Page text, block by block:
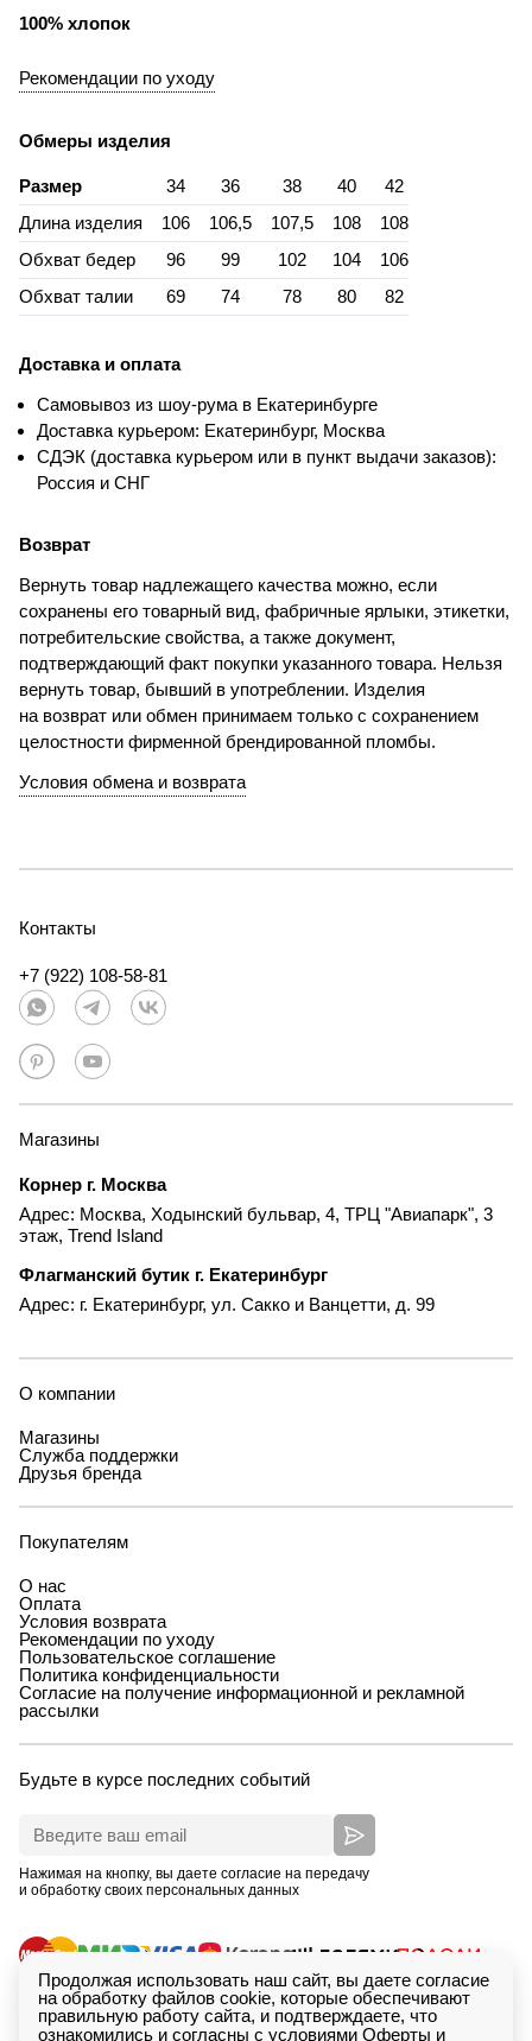
100% хлопок
Рекомендации по уходу
Обмеры изделия
Размер 34 36 38 40
42
Длина изделия
106 106,5 107,5 108
108
Обхват бедер
96 99 102 104
106
Обхват талии
69 74 78 80 82
Доставка и оплата
Самовывоз из шоу-рума в Екатеринбурге
Доставка курьером: Екатеринбург, Москва
СДЭК (доставка курьером или в пункт выдачи заказов):
Россия и СНГ
Возврат
Вернуть товар надлежащего качества можно, если
сохранены его товарный вид, фабричные ярлыки, этикетки,
потребительские свойства, а также документ,
подтверждающий факт покупки указанного товара. Нельзя
вернуть товар, бывший в употреблении. Изделия
на возврат или обмен принимаем только с сохранением
целостности фирменной брендированной пломбы.
Условия обмена и возврата
Контакты
+7 (922) 108-58-81
Магазины
Корнер г. Москва
Адрес: Москва, Ходынский бульвар, 4, ТРЦ "Авиапарк", 3
этаж, Trend Island
Флагманский бутик г. Екатеринбург
Адрес: г. Екатеринбург, ул. Сакко и Ванцетти, д. 99
О компании
Магазины
Служба поддержки
Друзья бренда
Покупателям
О нас
Оплата
Условия возврата
Рекомендации по уходу
Пользовательское соглашение
Политика конфиденциальности
Согласие на получение информационной и рекламной
рассылки
Будьте в курсе последних событий
Нажимая на кнопку, вы даете согласие на передачу
и обработку своих персональных данных
Продолжая использовать наш сайт, вы даете согласие
на обработку файлов cookie, которые обеспечивают
правильную работу сайта, и подтверждаете, что
ознакомились и согласны с условиями Оферты и